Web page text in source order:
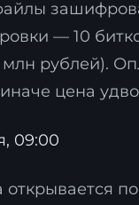
— 10
млн рублей).
цена
09:00
открывается
и наш